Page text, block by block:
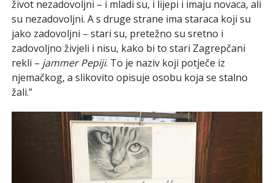
život nezadovoljni – i mladi su, i lijepi i imaju novaca, ali
su nezadovoljni. A s druge strane ima staraca koji su
jako zadovoljni – stari su, pretežno su sretno i
zadovoljno živjeli i nisu, kako bi to stari Zagrepčani
rekli – jammer Pepiji. To je naziv koji potječe iz
njemačkog, a slikovito opisuje osobu koja se stalno
žali.”